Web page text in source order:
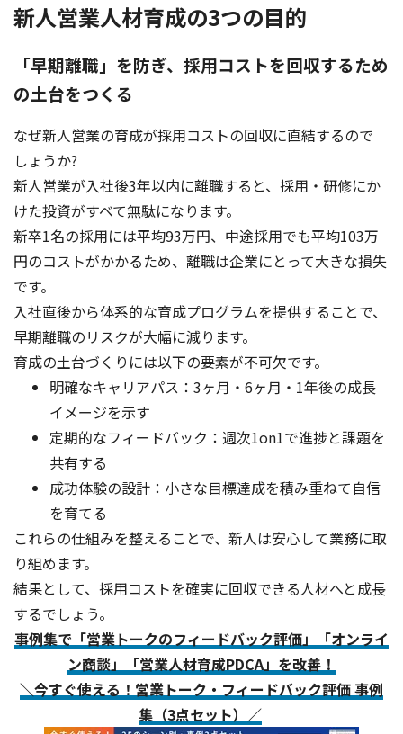
新人営業人材育成の3つの目的
「早期離職」を防ぎ、採用コストを回収するため
の土台をつくる
なぜ新人営業の育成が採用コストの回収に直結するので
しょうか?
新人営業が入社後3年以内に離職すると、採用・研修にか
けた投資がすべて無駄になります。
新卒1名の採用には平均93万円、中途採用でも平均103万
円のコストがかかるため、離職は企業にとって大きな損失
です。
入社直後から体系的な育成プログラムを提供することで、
早期離職のリスクが大幅に減ります。
育成の土台づくりには以下の要素が不可欠です。
明確なキャリアパス：3ヶ月・6ヶ月・1年後の成長
イメージを示す
定期的なフィードバック：週次1on1で進捗と課題を
共有する
成功体験の設計：小さな目標達成を積み重ねて自信
を育てる
これらの仕組みを整えることで、新人は安心して業務に取
り組めます。
結果として、採用コストを確実に回収できる人材へと成長
するでしょう。
事例集で「営業トークのフィードバック評価」「オンライ
ン商談」「営業人材育成PDCA」を改善！
＼今すぐ使える！営業トーク・フィードバック評価 事例
集（3点セット）／